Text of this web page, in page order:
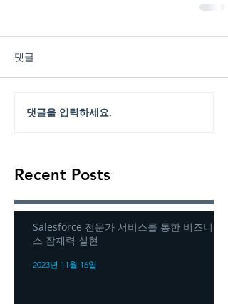
댓글
댓글을 입력하세요.
Recent Posts
Salesforce 전문가 서비스를 통한 비즈니
스 잠재력 실현
2023년 11월 16일